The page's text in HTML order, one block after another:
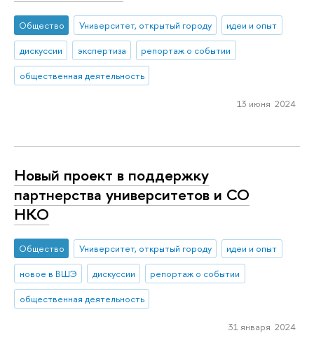
Общество Университет, открытый городу
идеи и опыт
дискуссии
экспертиза
репортаж о событии
общественная деятельность
13 июня 2024
Новый проект в поддержку
партнерства университетов и СО
НКО
Общество Университет, открытый городу
идеи и опыт
новое в ВШЭ
дискуссии
репортаж о событии
общественная деятельность
31 января 2024